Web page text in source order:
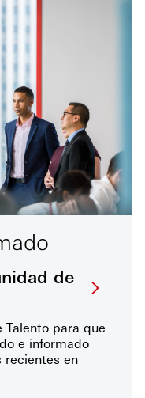
de
Talento para que
e informado
recientes en